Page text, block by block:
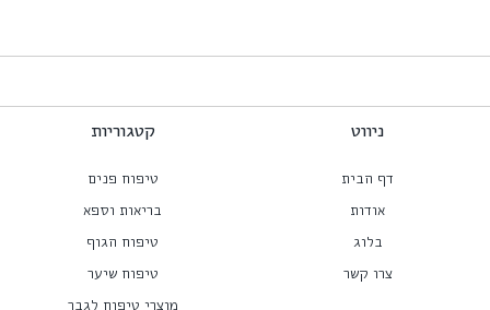
ניווט
דף הבית
אודות
בלוג
צרו קשר
קטגוריות
טיפוח פנים
בריאות וספא
טיפוח הגוף
טיפוח שיער
מוצרי טיפוח לגבר